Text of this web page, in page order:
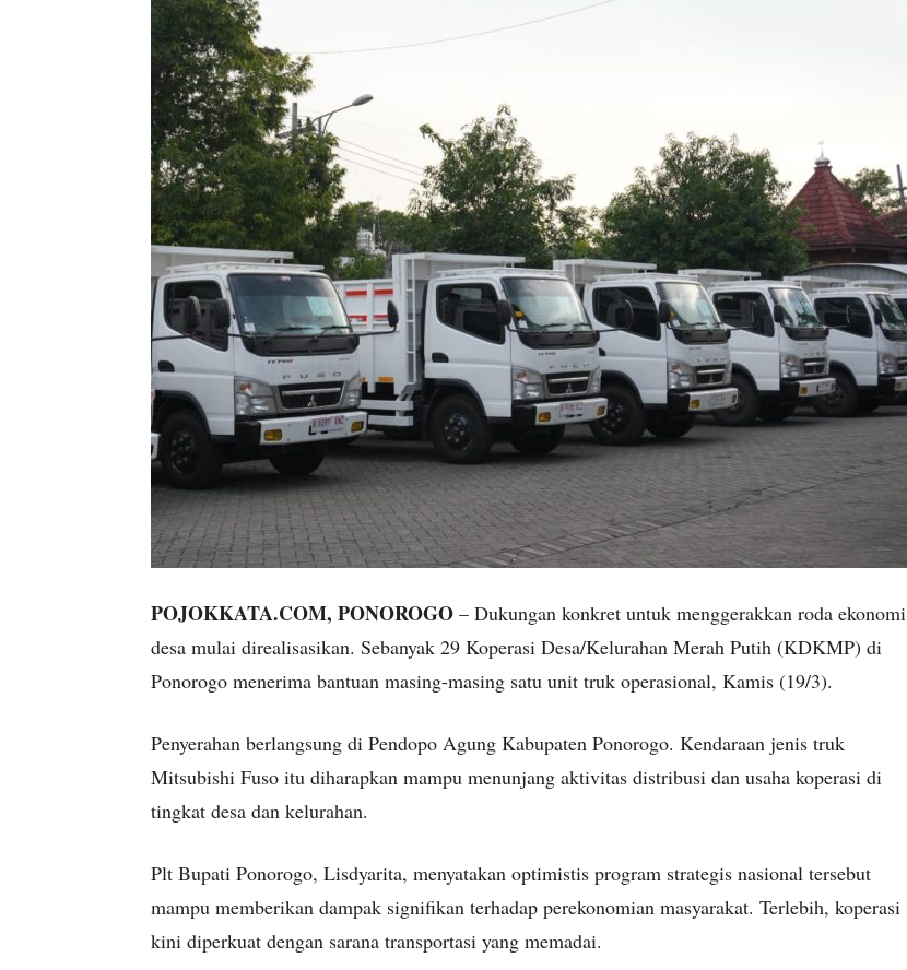
POJOKKATA.COM, PONOROGO – Dukungan konkret untuk menggerakkan roda ekonomi
desa mulai direalisasikan. Sebanyak 29 Koperasi Desa/Kelurahan Merah Putih (KDKMP) di
Ponorogo menerima bantuan masing-masing satu unit truk operasional, Kamis (19/3).
Penyerahan berlangsung di Pendopo Agung Kabupaten Ponorogo. Kendaraan jenis truk
Mitsubishi Fuso itu diharapkan mampu menunjang aktivitas distribusi dan usaha koperasi di
tingkat desa dan kelurahan.
Plt Bupati Ponorogo, Lisdyarita, menyatakan optimistis program strategis nasional tersebut
mampu memberikan dampak signifikan terhadap perekonomian masyarakat. Terlebih, koperasi
kini diperkuat dengan sarana transportasi yang memadai.